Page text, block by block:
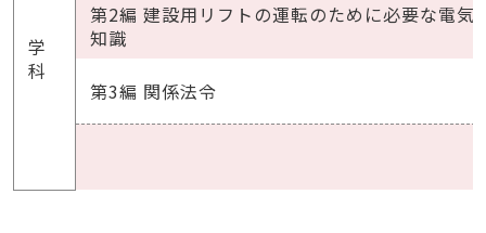
学
科
第2編 建設用リフトの運転のために必要な電気
知識
第3編 関係法令